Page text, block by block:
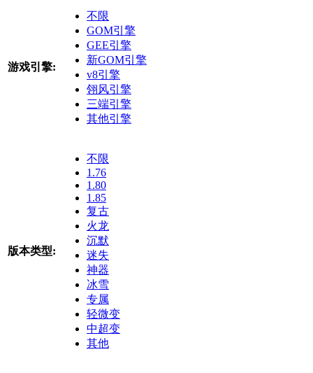
游戏引擎:
不限
GOM引擎
GEE引擎
新GOM引擎
v8引擎
翎风引擎
三端引擎
其他引擎
版本类型:
不限
1.76
1.80
1.85
复古
火龙
沉默
迷失
神器
冰雪
专属
轻微变
中超变
其他